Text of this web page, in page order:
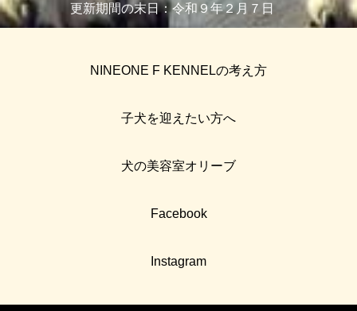
更新期間の末日：令和９年２月７日
NINEONE F KENNELの考え方
子犬を迎えたい方へ
犬の美容室オリーブ
Facebook
Instagram